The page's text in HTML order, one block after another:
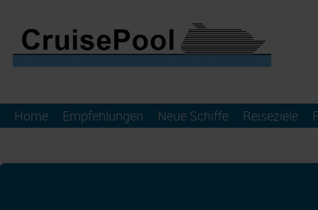
Home Empfehlungen Neue Schiffe Reiseziele